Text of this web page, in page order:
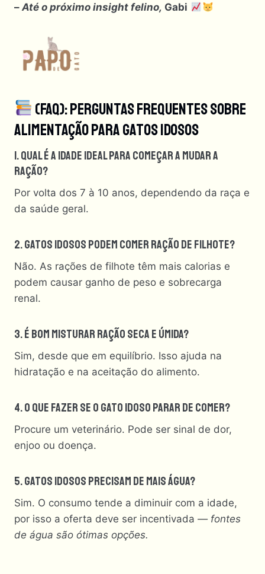
–Até o próximo insight felino, Gabi
(FAQ): Perguntas Frequentes Sobre
Alimentação Para Gatos Idosos
1. Qual É A Idade Ideal Para Começar A Mudar A
Ração?
Por volta dos 7 à 10 anos, dependendo da raça e
da saúde geral.
2. Gatos Idosos Podem Comer Ração De Filhote?
Não. As rações de filhote têm mais calorias e
podem causar ganho de peso e sobrecarga
renal.
3. É Bom Misturar Ração Seca E Úmida?
Sim, desde que em equilíbrio. Isso ajuda na
hidratação e na aceitação do alimento.
4. O Que Fazer Se O Gato Idoso Parar De Comer?
Procure um veterinário. Pode ser sinal de dor,
enjoo ou doença.
5. Gatos Idosos Precisam De Mais Água?
Sim. O consumo tende a diminuir com a idade,
por isso a oferta deve ser incentivada — fontes
de água são ótimas opções.